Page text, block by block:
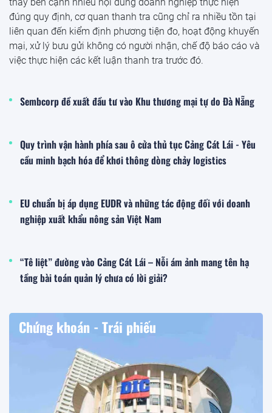
đúng quy định, cơ quan thanh tra cũng chỉ ra nhiều tồn tại
liên quan đến kiểm định phương tiện đo, hoạt động khuyến
mại, xử lý bưu gửi không có người nhận, chế độ báo cáo và
việc thực hiện các kết luận thanh tra trước đó.
Sembcorp đề xuất đầu tư vào Khu thương mại tự do Đà Nẵng
Quy trình vận hành phía sau ô cửa thủ tục Cảng Cát Lái - Yêu
cầu minh bạch hóa để khơi thông dòng chảy logistics
EU chuẩn bị áp dụng EUDR và những tác động đối với doanh
nghiệp xuất khẩu nông sản Việt Nam
“Tê liệt” đường vào Cảng Cát Lái – Nỗi ám ảnh mang tên hạ
tầng bài toán quản lý chưa có lời giải?
Chứng khoán - Trái phiếu